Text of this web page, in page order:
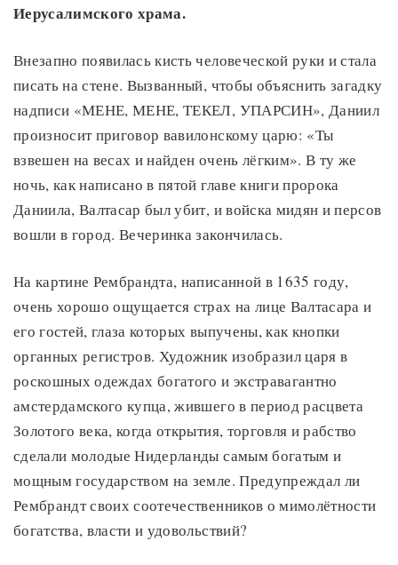
Иерусалимского храма.
Внезапно появилась кисть человеческой руки и стала
писать на стене. Вызванный, чтобы объяснить загадку
надписи «МЕНЕ, МЕНЕ, ТЕКЕЛ, УПАРСИН», Даниил
произносит приговор вавилонскому царю: «Ты
взвешен на весах и найден очень лёгким». В ту же
ночь, как написано в пятой главе книги пророка
Даниила, Валтасар был убит, и войска мидян и персов
вошли в город. Вечеринка закончилась.
На картине Рембрандта, написанной в 1635 году,
очень хорошо ощущается страх на лице Валтасара и
его гостей, глаза которых выпучены, как кнопки
органных регистров. Художник изобразил царя в
роскошных одеждах богатого и экстравагантно
амстердамского купца, жившего в период расцвета
Золотого века, когда открытия, торговля и рабство
сделали молодые Нидерланды самым богатым и
мощным государством на земле. Предупреждал ли
Рембрандт своих соотечественников о мимолётности
богатства, власти и удовольствий?